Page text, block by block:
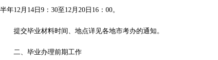
半年12月14日9：30至12月20日16：00。
提交毕业材料时间、地点详见各地市考办的通知。
二、毕业办理前期工作